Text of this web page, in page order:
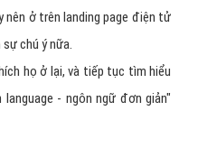
nên ở trên landing page điện tử
chú ý nữa.
họ ở lại, và tiếp tục tìm hiểu
- ngôn ngữ đơn giản"